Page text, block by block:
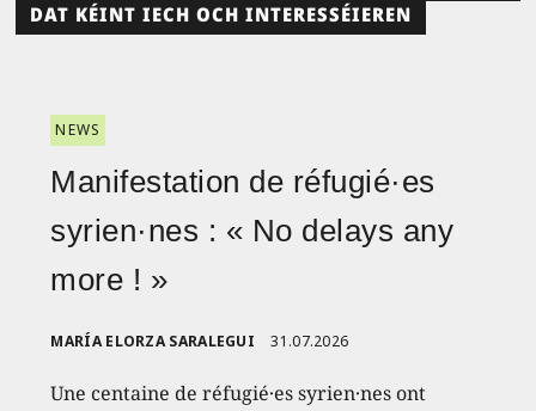
DAT KÉINT IECH OCH INTERESSÉIEREN
NEWS
Manifestation de réfugié·es
syrien·nes : « No delays any
more ! »
MARÍA ELORZA SARALEGUI 31.07.2026
Une centaine de réfugié·es syrien·nes ont